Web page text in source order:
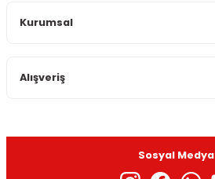
Ürün bilgilerinde hatalar bulunuyor.
Gönder
Kurumsal
Alışveriş
Sosyal Medya